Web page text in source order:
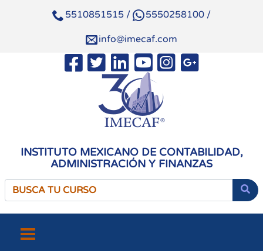
5510851515 / 5550258100 /
info@imecaf.com
INSTITUTO MEXICANO DE CONTABILIDAD,
ADMINISTRACIÓN Y FINANZAS